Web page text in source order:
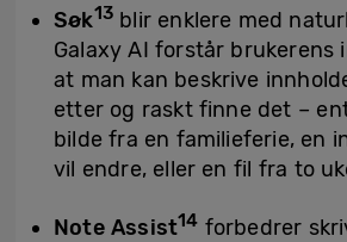
Søk13blir enklere med
Galaxy AI forstår brukerens
at man kan beskrive
etter og raskt finne det –
bilde fra en familieferie, en
vil endre, eller en fil fra to
Note Assist14 forbedrer